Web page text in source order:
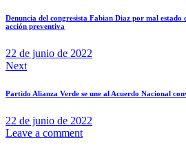
Denuncia del congresista Fabian Diaz por mal
acción preventiva
22 de junio de 2022
Next
Partido Alianza Verde se une al Acuerdo Nacional
22 de junio de 2022
Leave a comment